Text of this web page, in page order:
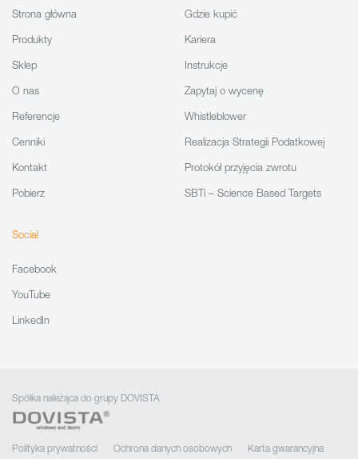
Strona główna
Produkty
Sklep
O nas
Referencje
Cenniki
Kontakt
Pobierz
Gdzie kupić
Kariera
Instrukcje
Zapytaj o wycenę
Whistleblower
Realizacja Strategii Podatkowej
Protokół przyjęcia zwrotu
SBTi – Science Based Targets
Social
Facebook
YouTube
LinkedIn
Spółka należąca do grupy DOVISTA
Polityka prywatności Ochrona danych osobowych Karta gwarancyjna